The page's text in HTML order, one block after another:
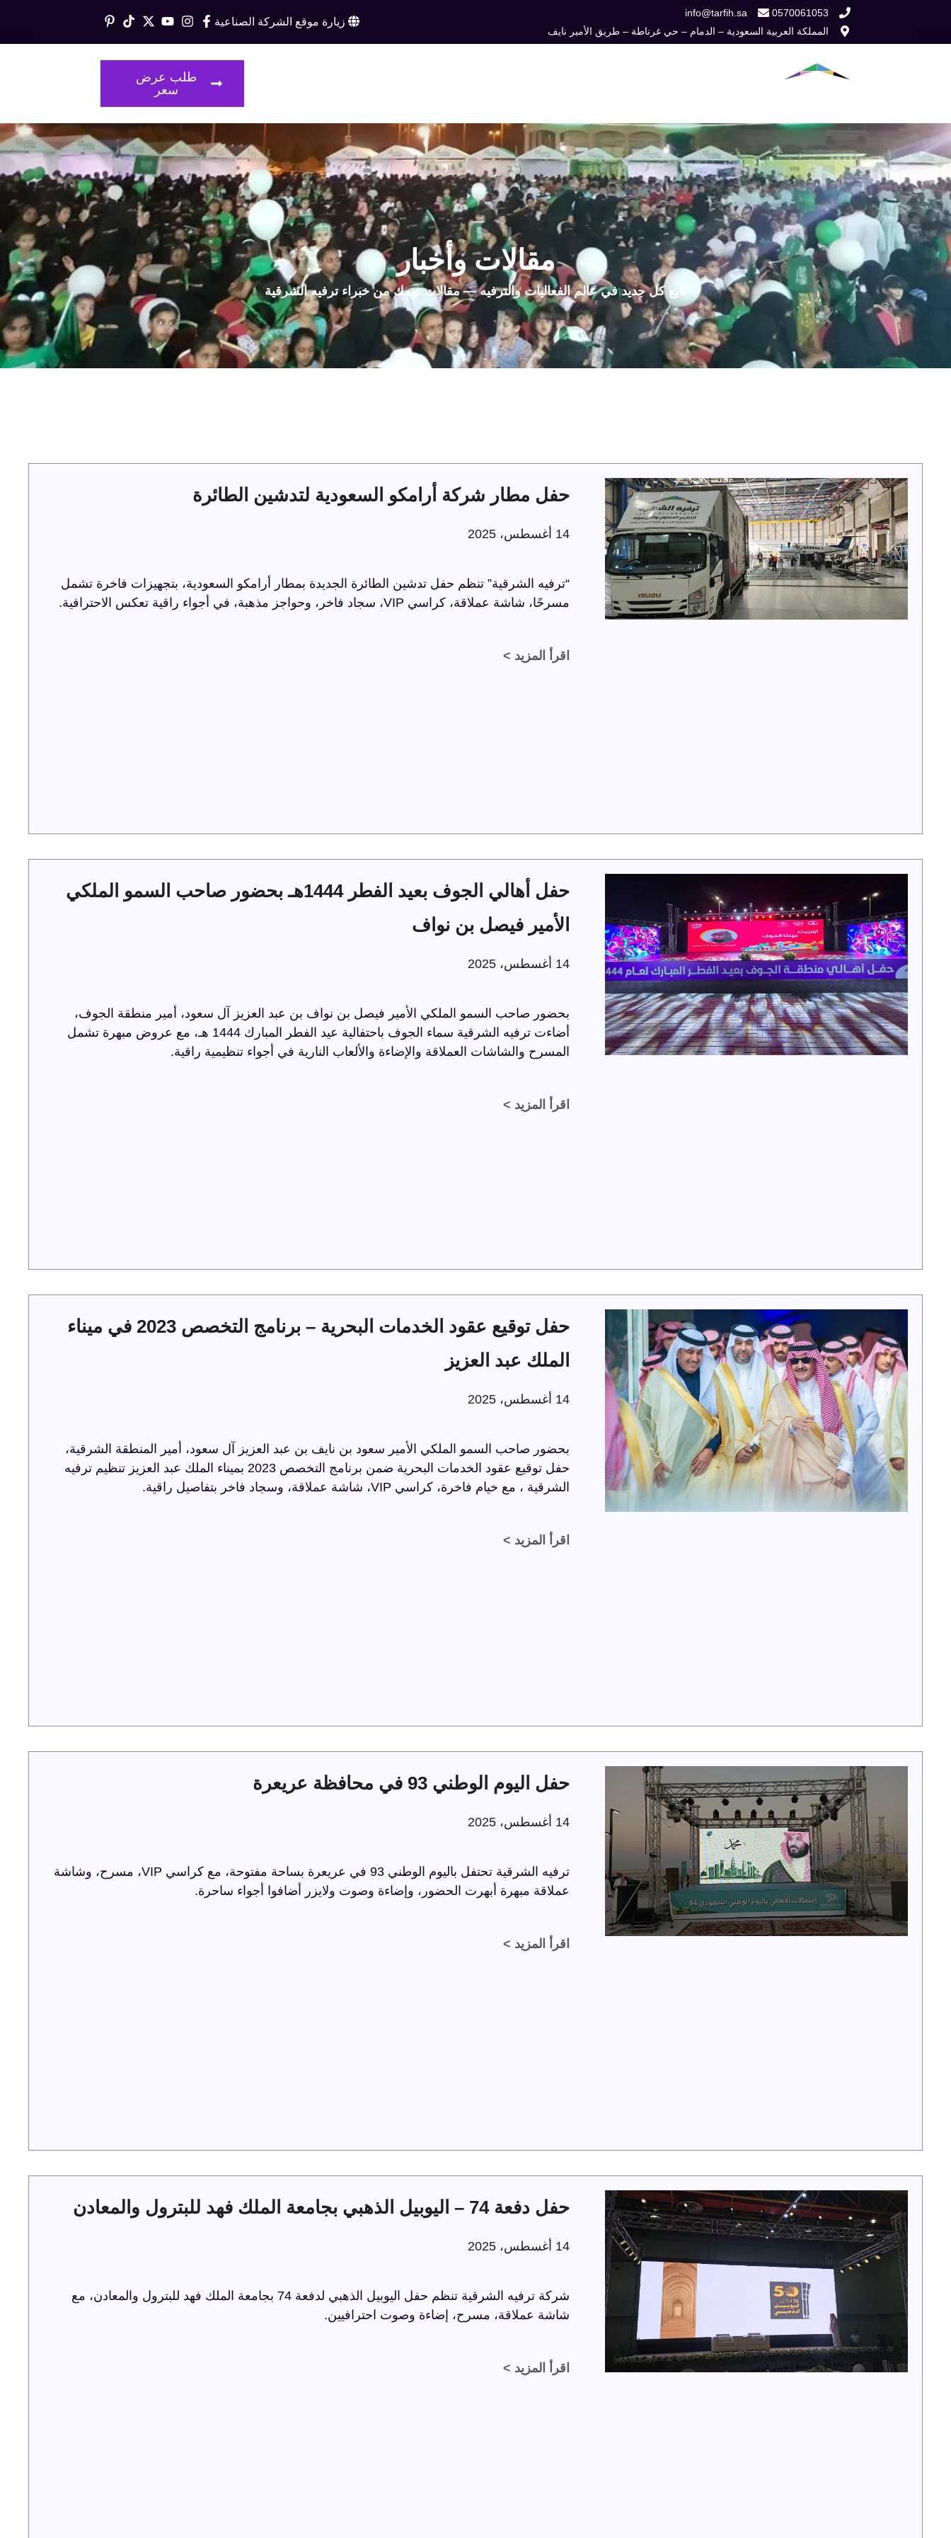
0570061053
info@tarfih.sa
المملكة العربية السعودية – الدمام – حي غرناطة – طريق الأمير نايف
زيارة موقع الشركة الصناعية
طلب عرض
سعر
مقالات وأخبار
تابع كل جديد في عالم الفعاليات والترفيه — مقالات تهمك من خبراء ترفيه الشرقية
حفل مطار شركة أرامكو السعودية لتدشين الطائرة
14 أغسطس، 2025
“ترفيه الشرقية” تنظم حفل تدشين الطائرة الجديدة بمطار أرامكو السعودية، بتجهيزات فاخرة تشمل
مسرحًا، شاشة عملاقة، كراسي VIP، سجاد فاخر، وحواجز مذهبة، في أجواء راقية تعكس الاحترافية.
اقرأ المزيد >
حفل أهالي الجوف بعيد الفطر 1444هـ بحضور صاحب السمو الملكي
الأمير فيصل بن نواف
14 أغسطس، 2025
بحضور صاحب السمو الملكي الأمير فيصل بن نواف بن عبد العزيز آل سعود، أمير منطقة الجوف،
أضاءت ترفيه الشرقية سماء الجوف باحتفالية عيد الفطر المبارك 1444 هـ، مع عروض مبهرة تشمل
المسرح والشاشات العملاقة والإضاءة والألعاب النارية في أجواء تنظيمية راقية.
اقرأ المزيد >
حفل توقيع عقود الخدمات البحرية – برنامج التخصص 2023 في ميناء
الملك عبد العزيز
14 أغسطس، 2025
بحضور صاحب السمو الملكي الأمير سعود بن نايف بن عبد العزيز آل سعود، أمير المنطقة الشرقية،
حفل توقيع عقود الخدمات البحرية ضمن برنامج التخصص 2023 بميناء الملك عبد العزيز تنظيم ترفيه
الشرقية ، مع خيام فاخرة، كراسي VIP، شاشة عملاقة، وسجاد فاخر بتفاصيل راقية.
اقرأ المزيد >
حفل اليوم الوطني 93 في محافظة عريعرة
14 أغسطس، 2025
ترفيه الشرقية تحتفل باليوم الوطني 93 في عريعرة بساحة مفتوحة، مع كراسي VIP، مسرح، وشاشة
عملاقة مبهرة أبهرت الحضور، وإضاءة وصوت ولايزر أضافوا أجواء ساحرة.
اقرأ المزيد >
حفل دفعة 74 – اليوبيل الذهبي بجامعة الملك فهد للبترول والمعادن
14 أغسطس، 2025
شركة ترفيه الشرقية تنظم حفل اليوبيل الذهبي لدفعة 74 بجامعة الملك فهد للبترول والمعادن، مع
شاشة عملاقة، مسرح، إضاءة وصوت احترافيين.
اقرأ المزيد >